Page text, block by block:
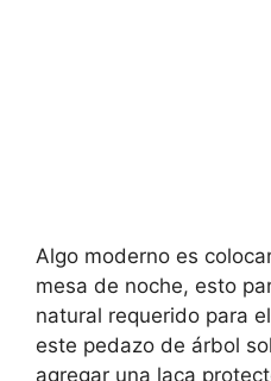
Algo moderno es
mesa de noche, esto
natural requerido para
este pedazo de árbol
agregar una laca